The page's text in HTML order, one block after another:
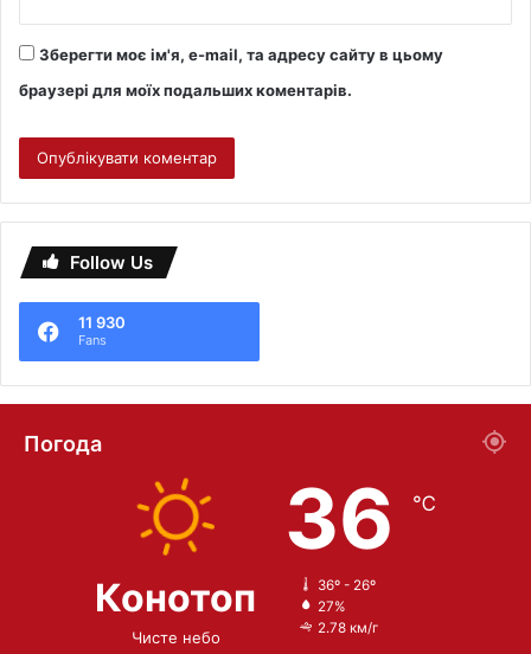
Зберегти моє ім'я, e-mail, та адресу сайту в цьому
браузері для моїх подальших коментарів.
Follow Us
11 930
Fans
Погода
Конотоп
Чисте небо
36 ℃
36º - 26º
27%
2.78 км/г